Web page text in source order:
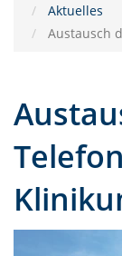
Aktuelles
Austausch